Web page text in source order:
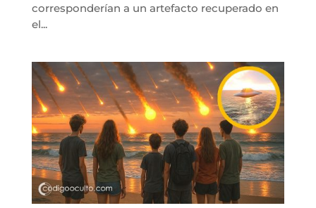
corresponderían a un artefacto recuperado en
el...